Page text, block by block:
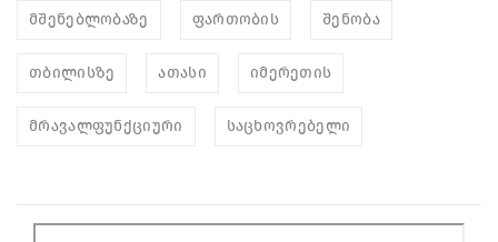
მშენებლობაზე ფართობის შენობა
თბილისზე ათასი იმერეთის
მრავალფუნქციური საცხოვრებელი